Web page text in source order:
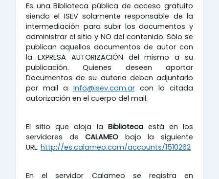
Es una Biblioteca pública de acceso gratuito
siendo el ISEV solamente responsable de la
intermediación para subir los documentos y
administrar el sitio y NO del contenido. Sólo se
publican aquellos documentos de autor con
la EXPRESA AUTORIZACIÓN del mismo a su
publicación. Quienes deseen aportar
Documentos de su autoria deben adjuntarlo
por mail a Info@isev.com.arcon la citada
autorización en el cuerpo del mail.
El sitio que aloja la Bibliotecaestá en los
servidores deCALAMEO bajo la siguiente
URL: http://es.calameo.com/accounts/1510262
En el servidor Calameo se registra en